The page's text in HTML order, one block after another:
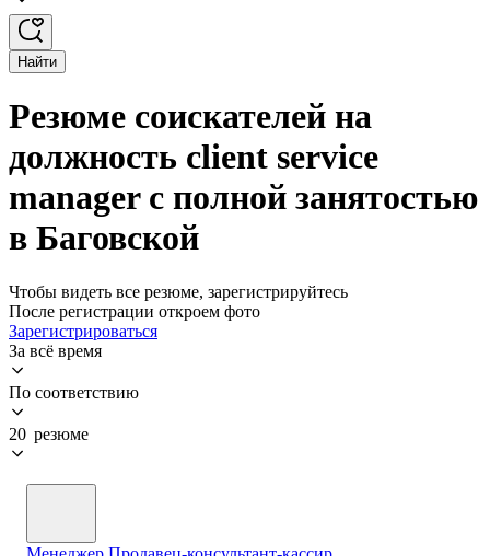
Найти
Резюме соискателей на
должность client service
manager с полной занятостью
в Баговской
Чтобы видеть все резюме, зарегистрируйтесь
После регистрации откроем фото
Зарегистрироваться
За всё время
По соответствию
20 резюме